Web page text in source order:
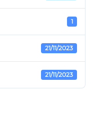
1
21/11/2023
21/11/2023